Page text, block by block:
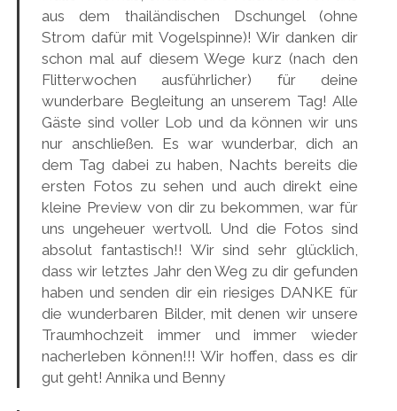
aus dem thailändischen Dschungel (ohne
Strom dafür mit Vogelspinne)! Wir danken dir
schon mal auf diesem Wege kurz (nach den
Flitterwochen ausführlicher) für deine
wunderbare Begleitung an unserem Tag! Alle
Gäste sind voller Lob und da können wir uns
nur anschließen. Es war wunderbar, dich an
dem Tag dabei zu haben, Nachts bereits die
ersten Fotos zu sehen und auch direkt eine
kleine Preview von dir zu bekommen, war für
uns ungeheuer wertvoll. Und die Fotos sind
absolut fantastisch!! Wir sind sehr glücklich,
dass wir letztes Jahr den Weg zu dir gefunden
haben und senden dir ein riesiges DANKE für
die wunderbaren Bilder, mit denen wir unsere
Traumhochzeit immer und immer wieder
nacherleben können!!! Wir hoffen, dass es dir
gut geht! Annika und Benny